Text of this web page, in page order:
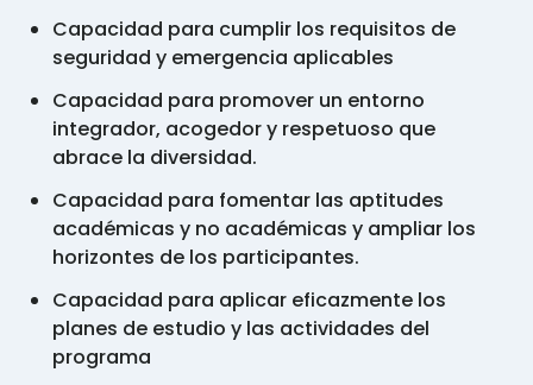
Capacidad para cumplir los requisitos de
seguridad y emergencia aplicables
Capacidad para promover un entorno
integrador, acogedor y respetuoso que
abrace la diversidad.
Capacidad para fomentar las aptitudes
académicas y no académicas y ampliar los
horizontes de los participantes.
Capacidad para aplicar eficazmente los
planes de estudio y las actividades del
programa